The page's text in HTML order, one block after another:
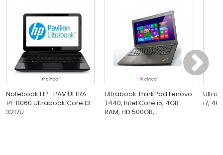
Notebook HP- PAV ULTRA
14-B060 Ultrabook Core I3-
3217U
Ultrabook ThinkPad Lenovo
T440, Intel Core i5, 4GB
RAM, HD 500GB,...
i7,